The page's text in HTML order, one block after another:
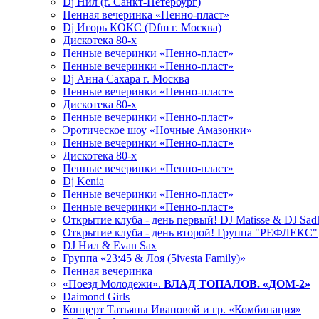
Пенная вечеринка «Пенно-пласт»
Dj Игорь КОКС (Dfm г. Москва)
Дискотека 80-х
Пенные вечеринки «Пенно-пласт»
Пенные вечеринки «Пенно-пласт»
Dj Анна Сахара г. Москва
Пенные вечеринки «Пенно-пласт»
Дискотека 80-х
Пенные вечеринки «Пенно-пласт»
Эротическое шоу «Ночные Амазонки»
Пенные вечеринки «Пенно-пласт»
Дискотека 80-х
Пенные вечеринки «Пенно-пласт»
Dj Kenia
Пенные вечеринки «Пенно-пласт»
Пенные вечеринки «Пенно-пласт»
Открытие клуба - день первый! DJ Matisse & DJ
Открытие клуба - день второй! Группа "РЕФЛЕКС"
DJ Нил & Evan Sax
Группа «23:45 & Лоя (5ivesta Family)»
Пенная вечеринка
«Поезд Молодежи». ВЛАД ТОПАЛОВ. «ДОМ-2»
Daimond Girls
Концерт Татьяны Ивановой и гр. «Комбинация»